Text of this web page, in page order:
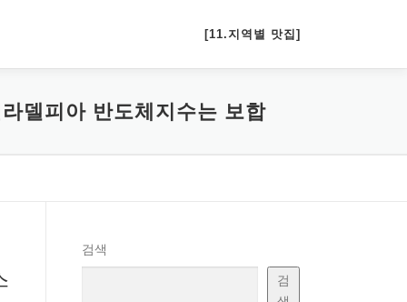
[11.지역별 맛집]
델피아 반도체지수는 보합
검색
검